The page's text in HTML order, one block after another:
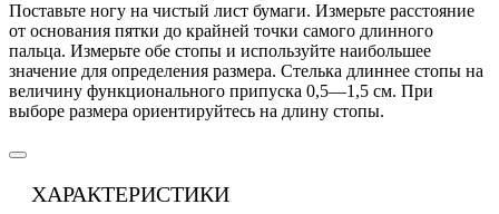
Поставьте ногу на чистый лист бумаги. Измерьте расстояние
от основания пятки до крайней точки самого длинного
пальца. Измерьте обе стопы и используйте наибольшее
значение для определения размера. Стелька длиннее стопы на
величину функционального припуска 0,5—1,5 см. При
выборе размера ориентируйтесь на длину стопы.
ХАРАКТЕРИСТИКИ